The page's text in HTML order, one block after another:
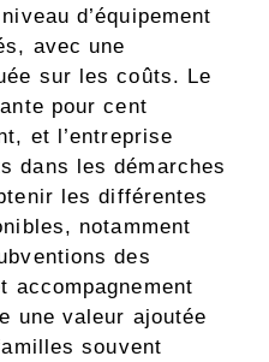
d’équipement
avec une
sur les coûts. Le
pour cent
et l’entreprise
dans les démarches
les différentes
notamment
des
accompagnement
une valeur ajoutée
souvent